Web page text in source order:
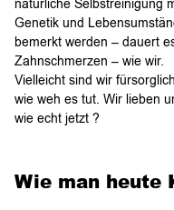
natürliche Selbstreinigung
Genetik und
bemerkt werden – dauert
Zahnschmerzen – wie wir.
Vielleicht sind wir
wie weh es tut. Wir lieben
wie echt jetzt ?
Wie man heute